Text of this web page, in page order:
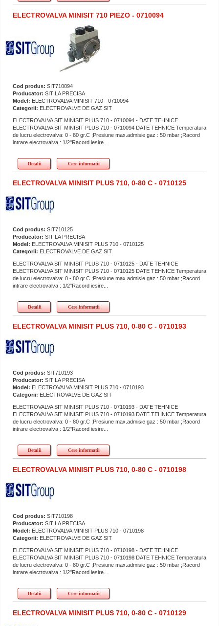
ELECTROVALVA MINISIT 710 PIEZO - 0710094
Cod produs: SIT710094
Producator: SIT LA PRECISA
Model: ELECTROVALVA MINISIT 710 - 0710094
Categorii: ELECTROVALVE DE GAZ SIT
ELECTROVALVA SIT MINISIT PLUS 710 - 0710094 - DATE TEHNICE
ELECTROVALVA SIT MINISIT PLUS 710 - 0710094 DATE TEHNICE Temperatura
de lucru electrovalva: 0 - 80 gr.C ;Presiune max.admisie gaz : 50 mbar ;Racord
intrare electrovalva : 1/2"Racord iesire...
Detalii Cere informatii
ELECTROVALVA MINISIT PLUS 710, 0-80 C - 0710125
Cod produs: SIT710125
Producator: SIT LA PRECISA
Model: ELECTROVALVA MINISIT PLUS 710 - 0710125
Categorii: ELECTROVALVE DE GAZ SIT
ELECTROVALVA SIT MINISIT PLUS 710 - 0710125 - DATE TEHNICE
ELECTROVALVA SIT MINISIT PLUS 710 - 0710125 DATE TEHNICE Temperatura
de lucru electrovalva: 0 - 80 gr.C ;Presiune max.admisie gaz : 50 mbar ;Racord
intrare electrovalva : 1/2"Racord iesire...
Detalii Cere informatii
ELECTROVALVA MINISIT PLUS 710, 0-80 C - 0710193
Cod produs: SIT710193
Producator: SIT LA PRECISA
Model: ELECTROVALVA MINISIT PLUS 710 - 0710193
Categorii: ELECTROVALVE DE GAZ SIT
ELECTROVALVA SIT MINISIT PLUS 710 - 0710193 - DATE TEHNICE
ELECTROVALVA SIT MINISIT PLUS 710 - 0710193 DATE TEHNICE Temperatura
de lucru electrovalva: 0 - 80 gr.C ;Presiune max.admisie gaz : 50 mbar ;Racord
intrare electrovalva : 1/2"Racord iesire...
Detalii Cere informatii
ELECTROVALVA MINISIT PLUS 710, 0-80 C - 0710198
Cod produs: SIT710198
Producator: SIT LA PRECISA
Model: ELECTROVALVA MINISIT PLUS 710 - 0710198
Categorii: ELECTROVALVE DE GAZ SIT
ELECTROVALVA SIT MINISIT PLUS 710 - 0710198 - DATE TEHNICE
ELECTROVALVA SIT MINISIT PLUS 710 - 0710198 DATE TEHNICE Temperatura
de lucru electrovalva: 0 - 80 gr.C ;Presiune max.admisie gaz : 50 mbar ;Racord
intrare electrovalva : 1/2"Racord iesire...
Detalii Cere informatii
ELECTROVALVA MINISIT PLUS 710, 0-80 C - 0710129